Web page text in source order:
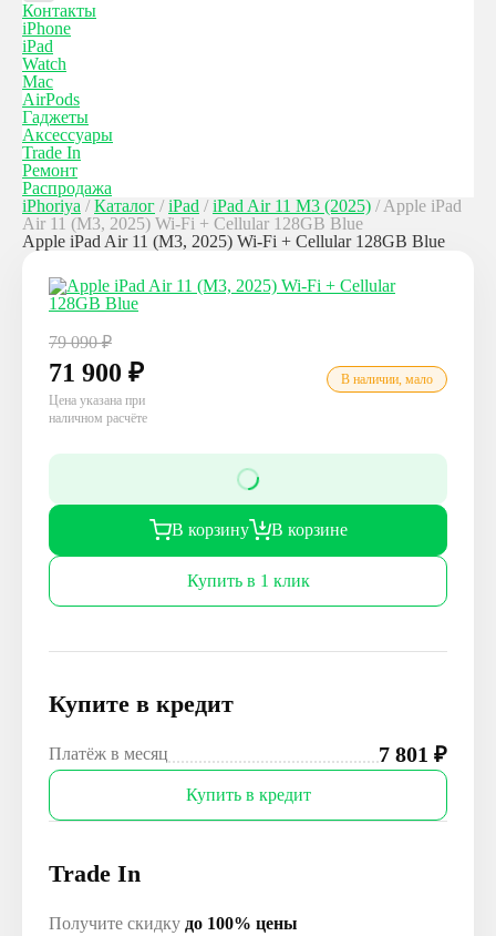
Контакты
iPhone
iPad
Watch
Mac
AirPods
Гаджеты
Аксессуары
Trade In
Ремонт
Распродажа
iPhoriya / Каталог / iPad / iPad Air 11 M3 (2025) / Apple iPad
Air 11 (M3, 2025) Wi-Fi + Cellular 128GB Blue
Apple iPad Air 11 (M3, 2025) Wi-Fi + Cellular 128GB Blue
79 090 ₽
71 900 ₽
Цена указана при
наличном расчёте
В наличии, мало
В корзину В корзине
Купить в 1 клик
Купите в кредит
Платёж в месяц 7 801 ₽
Купить в кредит
Trade In
Получите скидку до 100% цены